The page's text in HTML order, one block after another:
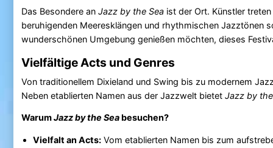
Das Besondere an Jazz by the Seaist der Ort. Künstler
beruhigenden Meeresklängen und rhythmischen Jazztönen
wunderschönen Umgebung genießen möchten, dieses
Vielfältige Acts und Genres
Von traditionellem Dixieland und Swing bis zu modernem
Neben etablierten Namen aus der Jazzwelt bietet Jazz by
WarumJazz by the Seabesuchen?
Vielfalt an Acts:Vom etablierten Namen bis zum